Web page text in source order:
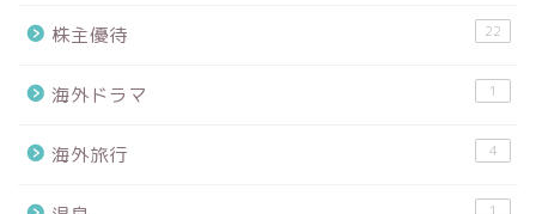
株主優待 22
海外ドラマ 1
海外旅行 4